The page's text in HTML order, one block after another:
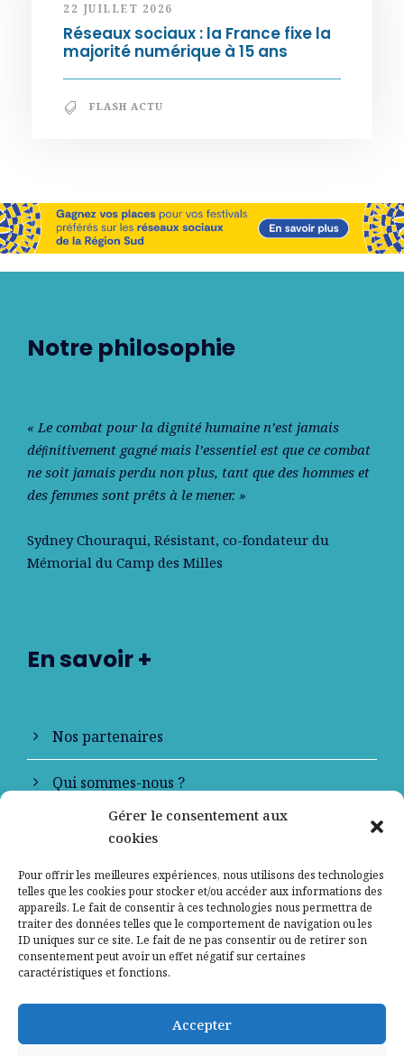
Gérer le consentement aux
cookies
Pour offrir les meilleures expériences, nous utilisons des technologies
telles que les cookies pour stocker et/ou accéder aux informations des
appareils. Le fait de consentir à ces technologies nous permettra de
traiter des données telles que le comportement de navigation ou les
ID uniques sur ce site. Le fait de ne pas consentir ou de retirer son
consentement peut avoir un effet négatif sur certaines
caractéristiques et fonctions.
Accepter
22 JUILLET 2026
Réseaux sociaux : la France fixe la
majorité numérique à 15 ans
FLASH ACTU
Notre philosophie
« Le combat pour la dignité humaine n’est jamais
déﬁnitivement gagné mais l’essentiel est que ce combat
ne soit jamais perdu non plus, tant que des hommes et
des femmes sont prêts à le mener. »
Sydney Chouraqui, Résistant, co-fondateur du
Mémorial du Camp des Milles
En savoir +
Nos partenaires
Qui sommes-nous ?
Contactez-nous
Mentions légales
Politique de confidentialité